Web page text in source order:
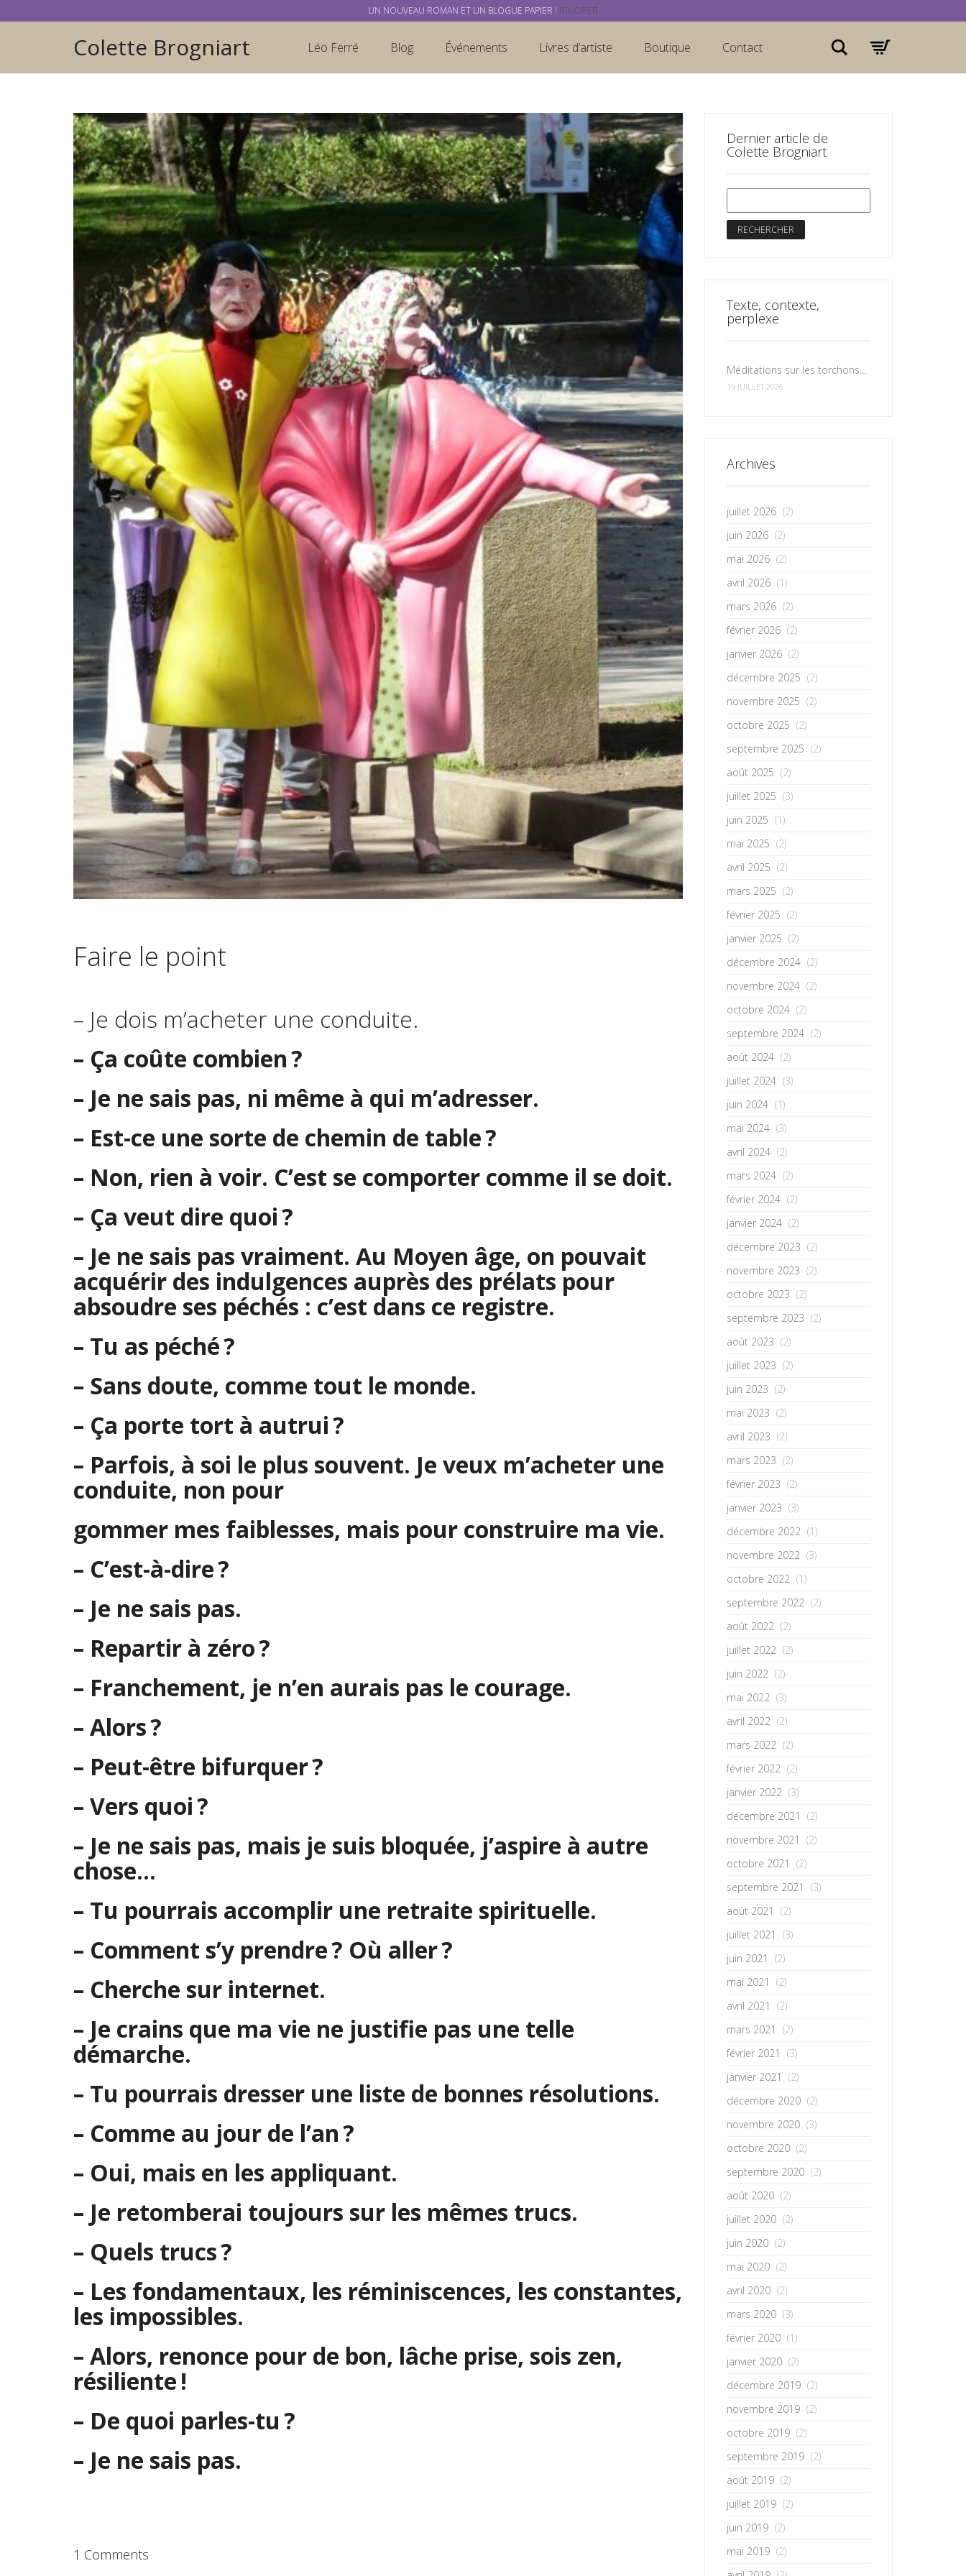
Colette Brogniart Léo Ferré Blog Événements Livres d’artiste Boutique Contact Rechercher
Faire le point
– Je dois m’acheter une conduite.
– Ça coûte combien ?
– Je ne sais pas, ni même à qui m’adresser.
– Est-ce une sorte de chemin de table ?
– Non, rien à voir. C’est se comporter comme il se doit.
– Ça veut dire quoi ?
– Je ne sais pas vraiment. Au Moyen âge, on pouvait
acquérir des indulgences auprès des prélats pour
absoudre ses péchés : c’est dans ce registre.
– Tu as péché ?
– Sans doute, comme tout le monde.
– Ça porte tort à autrui ?
– Parfois, à soi le plus souvent. Je veux m’acheter une
conduite, non pour
gommer mes faiblesses, mais pour construire ma vie.
– C’est-à-dire ?
– Je ne sais pas.
– Repartir à zéro ?
– Franchement, je n’en aurais pas le courage.
– Alors ?
– Peut-être bifurquer ?
– Vers quoi ?
– Je ne sais pas, mais je suis bloquée, j’aspire à autre
chose…
– Tu pourrais accomplir une retraite spirituelle.
– Comment s’y prendre ? Où aller ?
– Cherche sur internet.
– Je crains que ma vie ne justifie pas une telle
démarche.
– Tu pourrais dresser une liste de bonnes résolutions.
– Comme au jour de l’an ?
– Oui, mais en les appliquant.
– Je retomberai toujours sur les mêmes trucs.
– Quels trucs ?
– Les fondamentaux, les réminiscences, les constantes,
les impossibles.
– Alors, renonce pour de bon, lâche prise, sois zen,
résiliente !
– De quoi parles-tu ?
– Je ne sais pas.
1 Comments
Dernier article de
Colette Brogniart
Texte, contexte,
perplexe
Méditations sur les torchons et les serviettes
19 JUILLET 2026
Archives
juillet 2026 (2)
juin 2026 (2)
mai 2026 (2)
avril 2026 (1)
mars 2026 (2)
février 2026 (2)
janvier 2026 (2)
décembre 2025 (2)
novembre 2025 (2)
octobre 2025 (2)
septembre 2025 (2)
août 2025 (2)
juillet 2025 (3)
juin 2025 (1)
mai 2025 (2)
avril 2025 (2)
mars 2025 (2)
février 2025 (2)
janvier 2025 (2)
décembre 2024 (2)
novembre 2024 (2)
octobre 2024 (2)
septembre 2024 (2)
août 2024 (2)
juillet 2024 (3)
juin 2024 (1)
mai 2024 (3)
avril 2024 (2)
mars 2024 (2)
février 2024 (2)
janvier 2024 (2)
décembre 2023 (2)
novembre 2023 (2)
octobre 2023 (2)
septembre 2023 (2)
août 2023 (2)
juillet 2023 (2)
juin 2023 (2)
mai 2023 (2)
avril 2023 (2)
mars 2023 (2)
février 2023 (2)
janvier 2023 (3)
décembre 2022 (1)
novembre 2022 (3)
octobre 2022 (1)
septembre 2022 (2)
août 2022 (2)
juillet 2022 (2)
juin 2022 (2)
mai 2022 (3)
avril 2022 (2)
mars 2022 (2)
février 2022 (2)
janvier 2022 (3)
décembre 2021
(2)
novembre 2021
(2)
octobre 2021
(2)
septembre 2021
(3)
août 2021
(2)
juillet 2021
(3)
juin 2021
(2)
mai 2021
(2)
avril 2021
(2)
mars 2021
(2)
février 2021
(3)
janvier 2021
(2)
décembre 2020 (2)
novembre 2020 (3)
octobre 2020 (2)
septembre 2020 (2)
août 2020 (2)
juillet 2020 (2)
juin 2020 (2)
mai 2020 (2)
avril 2020 (2)
mars 2020 (3)
février 2020 (1)
janvier 2020 (2)
décembre 2019 (2)
novembre 2019 (2)
octobre 2019 (2)
septembre 2019 (2)
août 2019 (2)
juillet 2019 (2)
juin 2019 (2)
mai 2019 (2)
UN NOUVEAU ROMAN ET UN BLOGUE PAPIER ! IGNORER